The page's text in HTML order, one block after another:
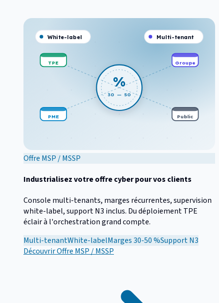
%
30 — 50
TPE
PME
Groupe
Public
White-label Multi-tenant
Offre MSP / MSSP
Industrialisez votre offre cyber pour vos clients
Console multi-tenants, marges récurrentes, supervision
white-label, support N3 inclus. Du déploiement TPE
éclair à l'orchestration grand compte.
Multi-tenantWhite-labelMarges 30-50 %Support N3
DécouvrirOffre MSP / MSSP